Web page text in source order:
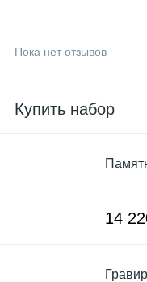
Пока нет отзывов
Купить набор
14